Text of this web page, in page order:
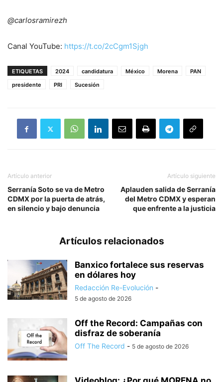
@carlosramirezh
Canal YouTube: https://t.co/2cCgm1Sjgh
ETIQUETAS 2024 candidatura México Morena
PAN
presidente
PRI Sucesión
Artículo anterior
Serranía Soto se va de Metro
CDMX por la puerta de atrás,
en silencio y bajo denuncia
Artículo siguiente
Aplauden salida de Serranía
del Metro CDMX y esperan
que enfrente a la justicia
Artículos relacionados
Banxico fortalece sus reservas
en dólares hoy
Redacción Re-Evolución -
5 de agosto de 2026
Off the Record: Campañas con
disfraz de soberanía
Off The Record - 5 de agosto de 2026